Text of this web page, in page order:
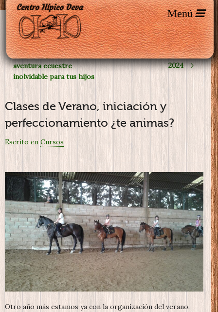
🌞 Verano 2025 en el
Centro Hípico Deva: una
aventura ecuestre
inolvidable para tus hijos
¡Abrimos inscripción!
Campamento de Verano
2024
Clases de Verano, iniciación y
perfeccionamiento ¿te animas?
Escrito en Cursos
Otro año más estamos ya con la organización del verano.